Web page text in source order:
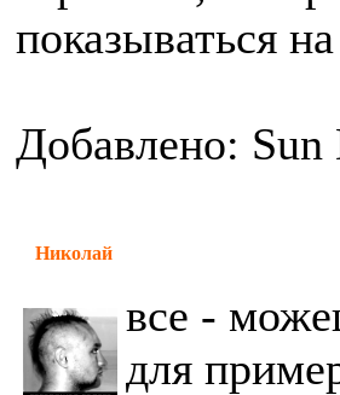
показываться
Добавлено: Sun
Николай
все -
для